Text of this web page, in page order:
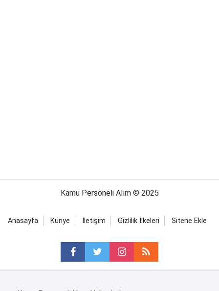
Kamu Personeli Alım © 2025
Anasayfa Künye İletişim Gizlilik İlkeleri Sitene Ekle